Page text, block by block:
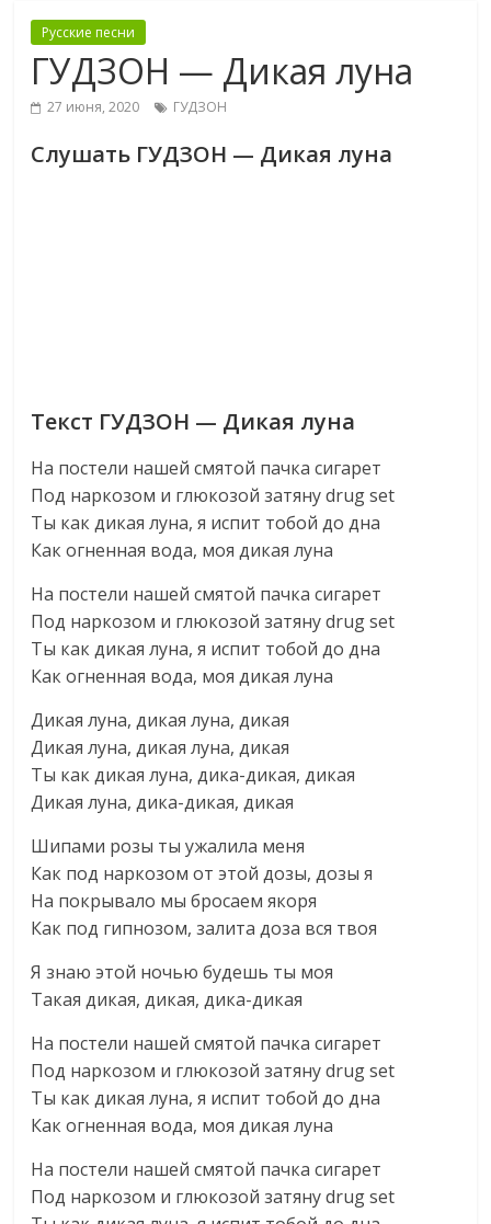
Русские песни
ГУДЗОН — Дикая луна
27 июня, 2020 ГУДЗОН
Слушать ГУДЗОН — Дикая луна
Текст ГУДЗОН — Дикая луна
На постели нашей смятой пачка сигарет
Под наркозом и глюкозой затяну drug set
Ты как дикая луна, я испит тобой до дна
Как огненная вода, моя дикая луна
На постели нашей смятой пачка сигарет
Под наркозом и глюкозой затяну drug set
Ты как дикая луна, я испит тобой до дна
Как огненная вода, моя дикая луна
Дикая луна, дикая луна, дикая
Дикая луна, дикая луна, дикая
Ты как дикая луна, дика-дикая, дикая
Дикая луна, дика-дикая, дикая
Шипами розы ты ужалила меня
Как под наркозом от этой дозы, дозы я
На покрывало мы бросаем якоря
Как под гипнозом, залита доза вся твоя
Я знаю этой ночью будешь ты моя
Такая дикая, дикая, дика-дикая
На постели нашей смятой пачка сигарет
Под наркозом и глюкозой затяну drug set
Ты как дикая луна, я испит тобой до дна
Как огненная вода, моя дикая луна
На постели нашей смятой пачка сигарет
Под наркозом и глюкозой затяну drug set